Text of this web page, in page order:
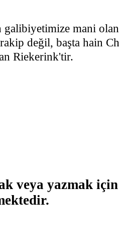
mani
değil, başta hain
Riekerink'tir.
veya yazmak